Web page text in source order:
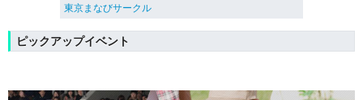
東京まなびサークル
ピックアップイベント